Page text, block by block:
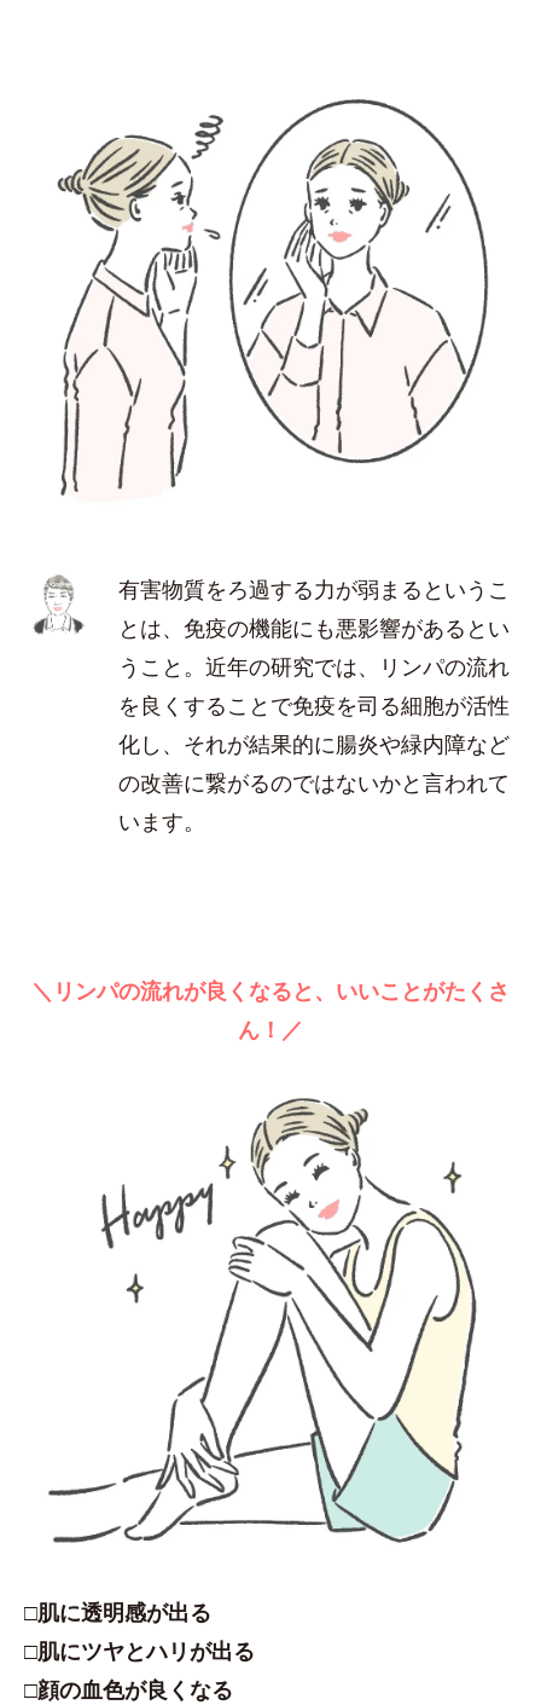
有害物質をろ過する力が弱まるというこ
とは、免疫の機能にも悪影響があるとい
うこと。近年の研究では、リンパの流れ
を良くすることで免疫を司る細胞が活性
化し、それが結果的に腸炎や緑内障など
の改善に繋がるのではないかと言われて
います。
＼リンパの流れが良くなると、いいことがたくさ
ん！／
□肌に透明感が出る
□肌にツヤとハリが出る
□顔の血色が良くなる